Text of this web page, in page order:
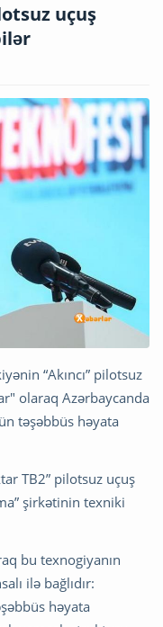
uçuş
“Akınсı” pilotsuz
olaraq Azərbaycanda
təşəbbüs həyata
TB2” pilotsuz uçuş
şirkətinin texniki
bu texnogiyanın
ilə bağlıdır:
həyata